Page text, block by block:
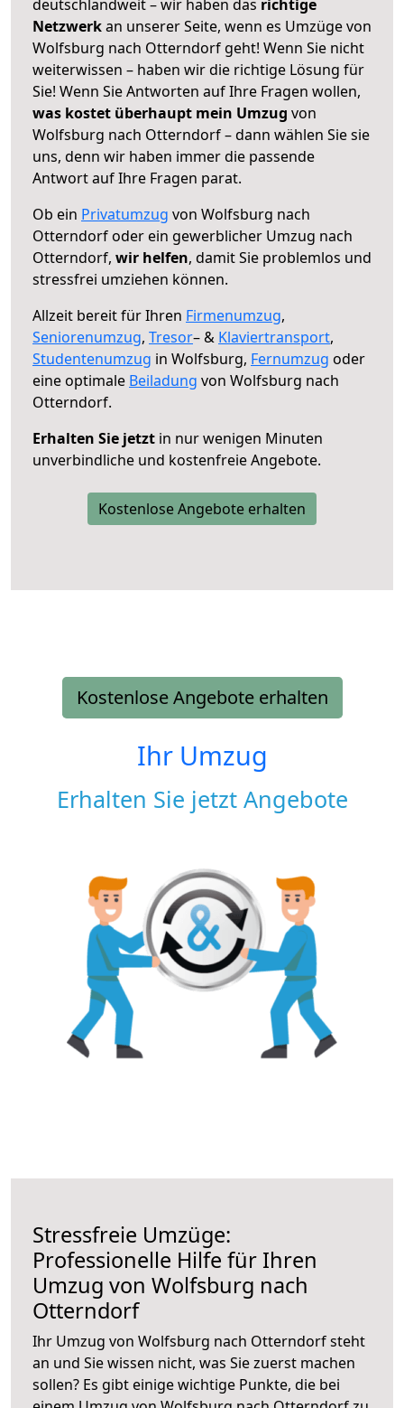
deutschlandweit – wir haben das richtige
Netzwerkan unserer Seite, wenn es Umzüge von
Wolfsburg nach Otterndorf geht! Wenn Sie nicht
weiterwissen – haben wir die richtige Lösung für
Sie! Wenn Sie Antworten auf Ihre Fragen wollen,
was kostet überhaupt mein Umzug von
Wolfsburg nach Otterndorf – dann wählen Sie sie
uns, denn wir haben immer die passende
Antwort auf Ihre Fragen parat.
Ob ein Privatumzug von Wolfsburg nach
Otterndorf oder ein gewerblicher Umzug nach
Otterndorf, wir helfen, damit Sie problemlos und
stressfrei umziehen können.
Allzeit bereit für Ihren Firmenumzug,
Seniorenumzug, Tresor– & Klaviertransport,
Studentenumzug in Wolfsburg, Fernumzug oder
eine optimale Beiladung von Wolfsburg nach
Otterndorf.
Erhalten Sie jetzt in nur wenigen Minuten
unverbindliche und kostenfreie Angebote.
Kostenlose Angebote erhalten
Kostenlose Angebote erhalten
Ihr Umzug
Erhalten Sie jetzt Angebote
Stressfreie Umzüge:
Professionelle Hilfe für Ihren
Umzug von Wolfsburg nach
Otterndorf
Ihr Umzug von Wolfsburg nach Otterndorf steht
an und Sie wissen nicht, was Sie zuerst machen
sollen? Es gibt einige wichtige Punkte, die bei